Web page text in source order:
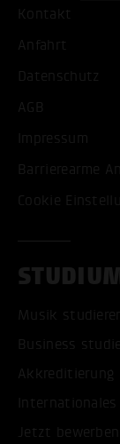
Kontakt
Anfahrt
Datenschutz
AGB
Impressum
Barrierearme
Cookie
Musik studieren
Business
Akkreditierung
Internationales
Jetzt bewerben